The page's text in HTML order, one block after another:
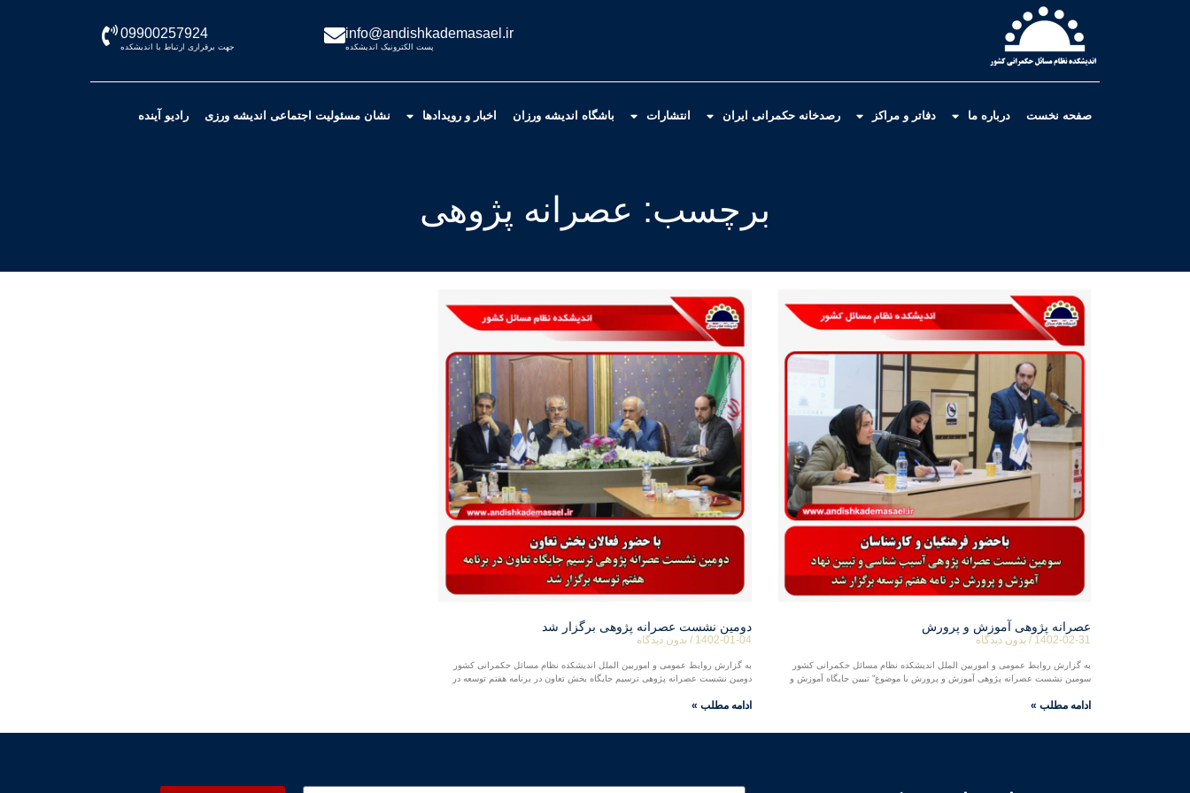
info@andishkademasael.ir
پست الکترونیک اندیشکده
09900257924
جهت برقراری ارتباط با اندیشکده
صفحه نخست درباره ما دفاتر و مراکز رصدخانه حکمرانی ایران انتشارات باشگاه اندیشه ورزان اخبار و رویدادها نشان مسئولیت اجتماعی اندیشه ورزی رادیو آینده
برچسب: عصرانه پژوهی
عصرانه پژوهی آموزش و پرورش
1402-02-31 بدون دیدگاه
به گزارش روابط عمومی و اموربین الملل اندیشکده نظام مسائل حکمرانی کشور
سومین نشست عصرانه پژوهی آموزش و پرورش با موضوع” تبیین جایگاه آموزش و
ادامه مطلب »
دومین نشست عصرانه پژوهی برگزار شد
1402-01-04 بدون دیدگاه
به گزارش روابط عمومی و اموربین الملل اندیشکده نظام مسائل حکمرانی کشور
دومین نشست عصرانه پژوهی ترسیم جایگاه بخش تعاون در برنامه هفتم توسعه در
ادامه مطلب »